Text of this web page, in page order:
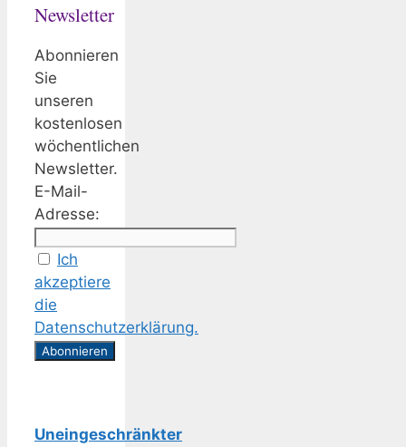
Newsletter
Abonnieren
Sie
unseren
kostenlosen
wöchentlichen
Newsletter.
E-Mail-
Adresse:
Ich
akzeptiere
die
Datenschutzerklärung.
Uneingeschränkter